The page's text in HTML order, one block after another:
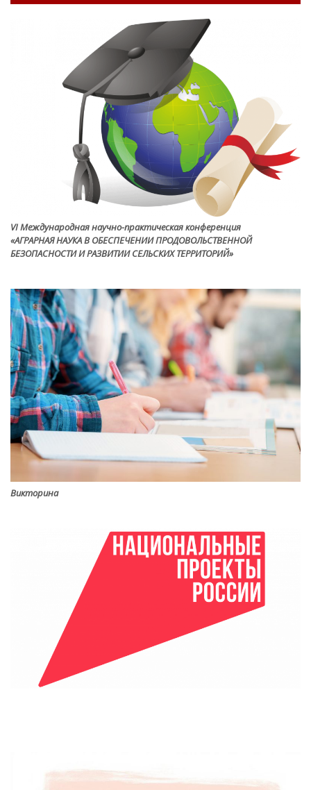
VI Международная научно-практическая конференция
«АГРАРНАЯ НАУКА В ОБЕСПЕЧЕНИИ ПРОДОВОЛЬСТВЕННОЙ
БЕЗОПАСНОСТИ И РАЗВИТИИ СЕЛЬСКИХ ТЕРРИТОРИЙ»
Викторина